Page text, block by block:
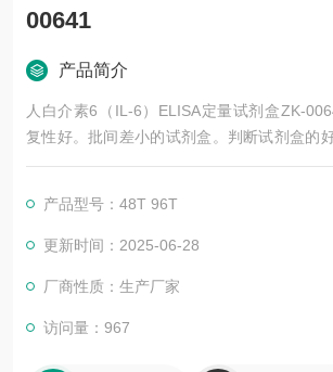
00641
产品简介
人白介素6（IL-6）ELISA定量试剂盒ZK-
复性好。批间差小的试剂盒。判断试剂盒的
广告，更应该是靠过硬的技术，稳定的质量
各大高校和研究所合作品牌。期待合作共赢。
产品型号：48T 96T
更新时间：2025-06-28
厂商性质：生产厂家
访问量：967